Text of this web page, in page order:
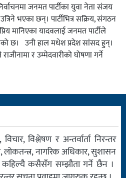
जनमत पार्टीका युवा नेता संजय
भएका छन्। पार्टीभित्र सक्रिय, संगठन
मानिएका यादवलाई जनमत पार्टीले
छ। उनी हाल मधेश प्रदेश सांसद हुन्।
र उम्मेदवारीको घोषणा गर्ने
विश्लेषण र अन्तर्वार्ता निरन्तर
लोकतन्त्र, नागरिक अधिकार, सुशासन
कहिल्यै कसैसँग सम्झौता गर्ने छैन ।